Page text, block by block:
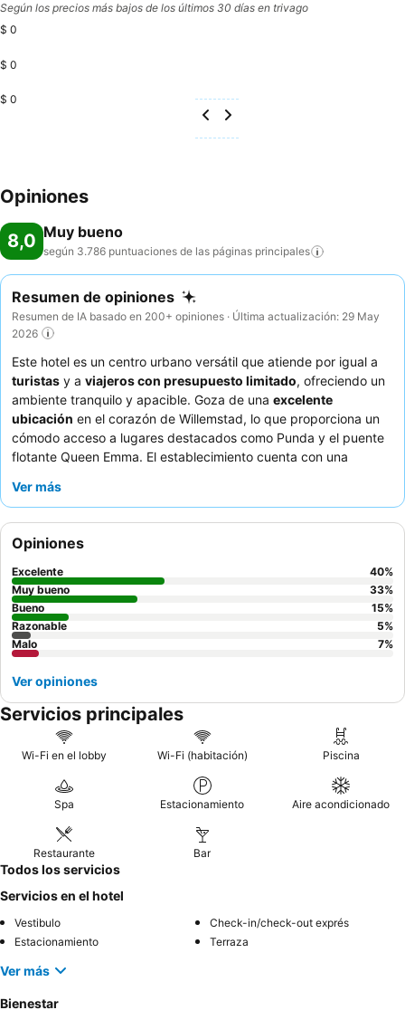
Según los precios más bajos de los últimos 30 días en trivago
$ 0
$ 0
$ 0
Opiniones
8,0 Muy bueno
según 3.786 puntuaciones de las páginas principales
Resumen de opiniones
Resumen de IA basado en 200+ opiniones · Última actualización: 29 May
2026
Este hotel es un centro urbano versátil que atiende por igual a
turistas y a viajeros con presupuesto limitado, ofreciendo un
ambiente tranquilo y apacible. Goza de una excelente
ubicación en el corazón de Willemstad, lo que proporciona un
cómodo acceso a lugares destacados como Punda y el puente
flotante Queen Emma. El establecimiento cuenta con una
perfectos para relajarse después de un día de exploración. Los
atento
vivo. Para una estancia más tranquila, los huéspedes deberían
considerar solicitar una habitación en la sección de nueva
construcción o un apartamento de categoría superior.
Ver más
Opiniones
Excelente 40%
Muy bueno
33%
Bueno
15%
Razonable
5%
Malo
7%
Ver opiniones
Servicios principales
Wi-Fi en el lobby Wi-Fi (habitación) Piscina
Spa Estacionamiento Aire acondicionado
Restaurante Bar
Todos los servicios
Servicios en el hotel
Vestibulo
Check-in/check-out exprés
Estacionamiento
Terraza
Ver más
Bienestar